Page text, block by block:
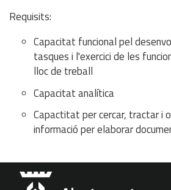
Requisits:
Capacitat funcional pel
tasques i l'exercici de les
lloc de treball
Capacitat analítica
Capactitat per cercar, tractar i
informació per elaborar